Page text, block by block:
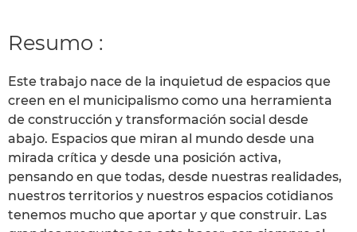
Resumo :
Este trabajo nace de la inquietud de espacios que
creen en el municipalismo como una herramienta
de construcción y transformación social desde
abajo. Espacios que miran al mundo desde una
mirada crítica y desde una posición activa,
pensando en que todas, desde nuestras realidades,
nuestros territorios y nuestros espacios cotidianos
tenemos mucho que aportar y que construir. Las